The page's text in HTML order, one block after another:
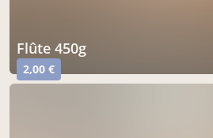
flûte 450g
2,00 €